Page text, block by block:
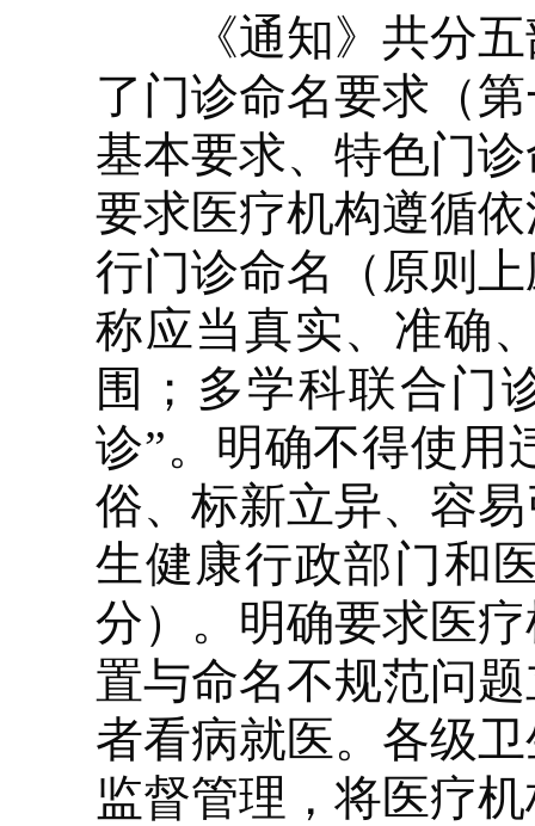
《通知》共分五
了门诊命名要求（
基本要求、特色门
要求医疗机构遵循
行门诊命名（原则
称应当真实、准确
围；多学科联合门
诊”。明确不得使用
俗、标新立异、容
生健康行政部门和
分）。明确要求医
置与命名不规范问
者看病就医。各级
监督管理，将医疗